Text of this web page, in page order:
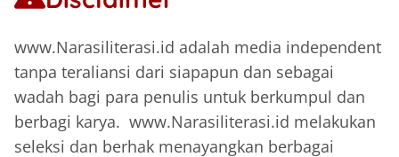
www.Narasiliterasi.id adalah media independent
tanpa teraliansi dari siapapun dan sebagai
wadah bagi para penulis untuk berkumpul dan
berbagi karya. www.Narasiliterasi.id melakukan
seleksi dan berhak menayangkan berbagai